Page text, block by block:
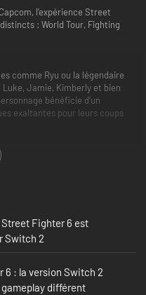
l'expérience Street
: World Tour, Fighting
comme Ryu ou la légendaire
Luke, Jamie, Kimberly et bien
bénéficie d'un
exaltantes pour leurs coups
très évolué avec trois types
Chaque joueur peut
direct ajoute toute l'ambiance
faciles sur le gameplay.
Drive pour remporter la
Street Fighter 6 est
Switch 2
6 : la version Switch 2
différent